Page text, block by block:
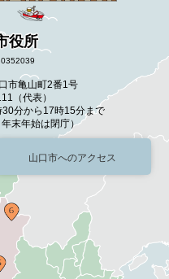
役所
市亀山町2番1号
（代表）
分から17時15分まで
末年始は閉庁）
山口市へのアクセス